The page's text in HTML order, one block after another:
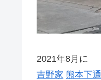
2021年8月に
吉野家 熊本下通